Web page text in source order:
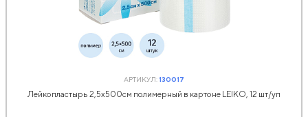
АРТИКУЛ:130017
Лейкопластырь 2,5х500см полимерный в картоне LEIKO, 12 шт/уп